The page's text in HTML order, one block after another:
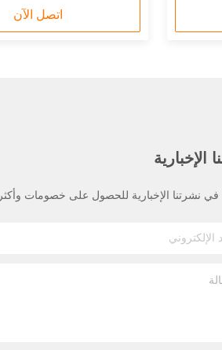
اتصل الآن
الإخبارية
نشرتنا الإخبارية للحصول على خصومات وأكثر.